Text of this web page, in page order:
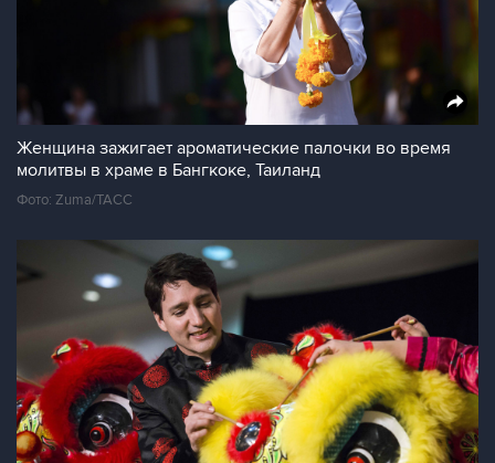
Женщина зажигает ароматические палочки во время
молитвы в храме в Бангкоке, Таиланд
Фото: Zuma/ТАСС